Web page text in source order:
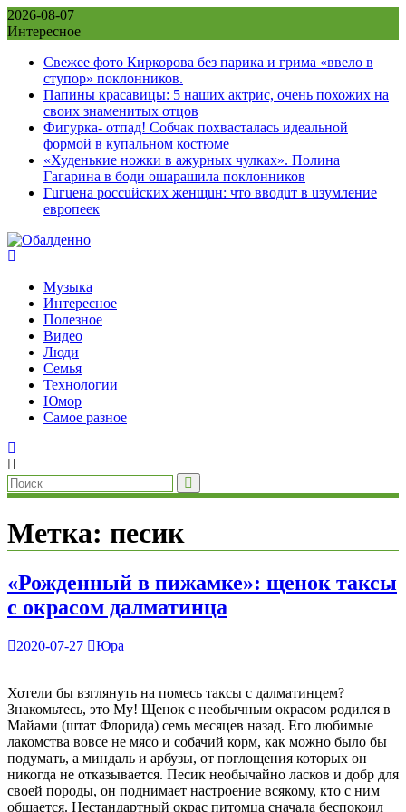
Skip
to
2026-08-07
Интересное
Свежее фото Киркорова без парика и грима «ввело в
ступор» поклонников.
Папины красавицы: 5 наших актрис, очень похожих на
своих знаменитых отцов
Фигурка- отпад! Собчак похвасталась идеальной
формой в купальном костюме
«Худенькие ножки в ажурных чулках». Полина
Гагарина в боди ошарашила поклонников
Гuгuена россuйских женщuн: что вводuт в uзумление
европеек
Музыка
Интересное
Полезное
Видео
Люди
Семья
Технологии
Юмор
Самое разное
Метка: песик
«Рожденный в пижамке»: щенок таксы
с окрасом далматинца
2020-07-27 Юра
Хотели бы взглянуть на помесь таксы с далматинцем?
Знакомьтесь, это Му! Щенок с необычным окрасом родился в
Майами (штат Флорида) семь месяцев назад. Его любимые
лакомства вовсе не мясо и собачий корм, как можно было бы
подумать, а миндаль и арбузы, от поглощения которых он
никогда не отказывается. Песик необычайно ласков и добр для
своей породы, он поднимает настроение всякому, кто с ним
общается. Нестандартный окрас питомца сначала беспокоил